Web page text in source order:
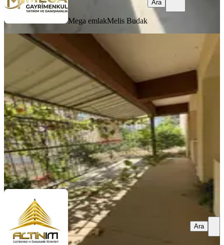
Mega emlakMelis Budak
Ara
YENİ
Fatih Mah.satılık Bahçe Dubleks
Bergama, Fatih Mahallesi
2+2
·145 m²· Bahçe katı
2.850.000 ₺
ALTINIM GAYRİMENKUL VE DANIŞMA
HİZMETLERİMurat Erdoğan
Ara
Ara